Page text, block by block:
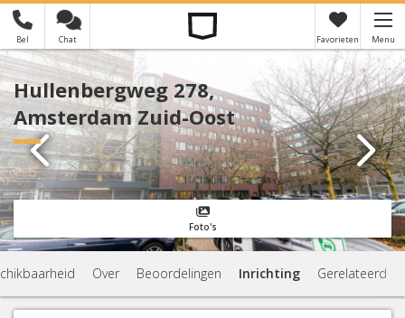
Bel Chat Favorieten Menu
Je hebt nog geen favorieten ×
Hullenbergweg 278,
Amsterdam Zuid-Oost
Foto's
Over Beoordelingen Inrichting Gerelateerd